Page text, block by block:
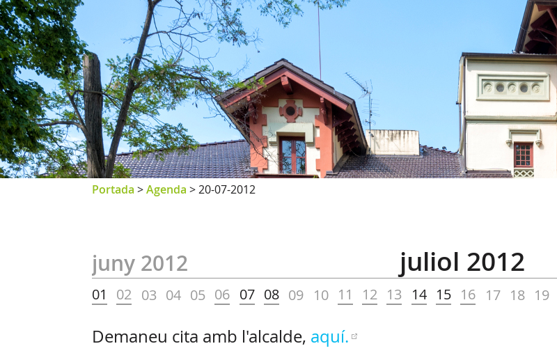
Portada >Agenda >20-07-2012
juny 2012 juliol 2012
01 02 03 04 05 06 07 08 09 10 11 12 13 14 15 16 17 18 19
Demaneu cita amb l'alcalde, aquí.